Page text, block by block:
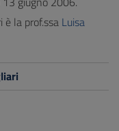
la prof.ssa Luisa